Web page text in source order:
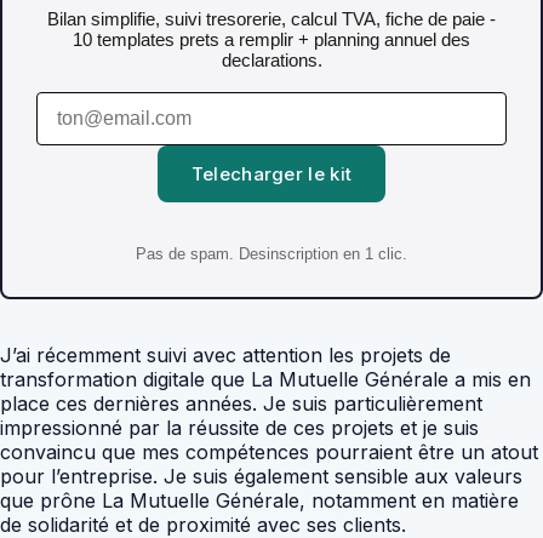
Bilan simplifie, suivi tresorerie, calcul TVA, fiche de paie -
10 templates prets a remplir + planning annuel des
declarations.
Telecharger le kit
Pas de spam. Desinscription en 1 clic.
J’ai récemment suivi avec attention les projets de
transformation digitale que La Mutuelle Générale a mis en
place ces dernières années. Je suis particulièrement
impressionné par la réussite de ces projets et je suis
convaincu que mes compétences pourraient être un atout
pour l’entreprise. Je suis également sensible aux valeurs
que prône La Mutuelle Générale, notamment en matière
de solidarité et de proximité avec ses clients.